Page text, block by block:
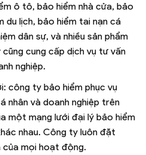
ô tô, bảo hiểm nhà cửa, bảo
du lịch, bảo hiểm tai nạn cá
dân sự, và nhiều sản phẩm
cung cấp dịch vụ tư vấn
nghiệp.
công ty bảo hiểm phục vụ
nhân và doanh nghiệp trên
một mạng lưới đại lý bảo hiểm
nhau. Công ty luôn đặt
mọi hoạt động.